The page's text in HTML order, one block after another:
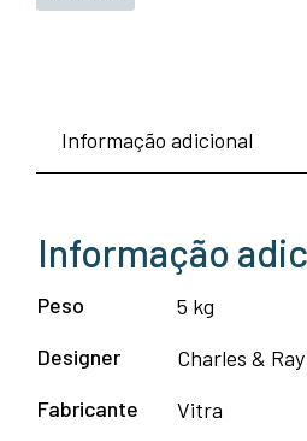
Informação adicional
Informação
Peso
5 kg
Designer
Charles &
Fabricante
Vitra